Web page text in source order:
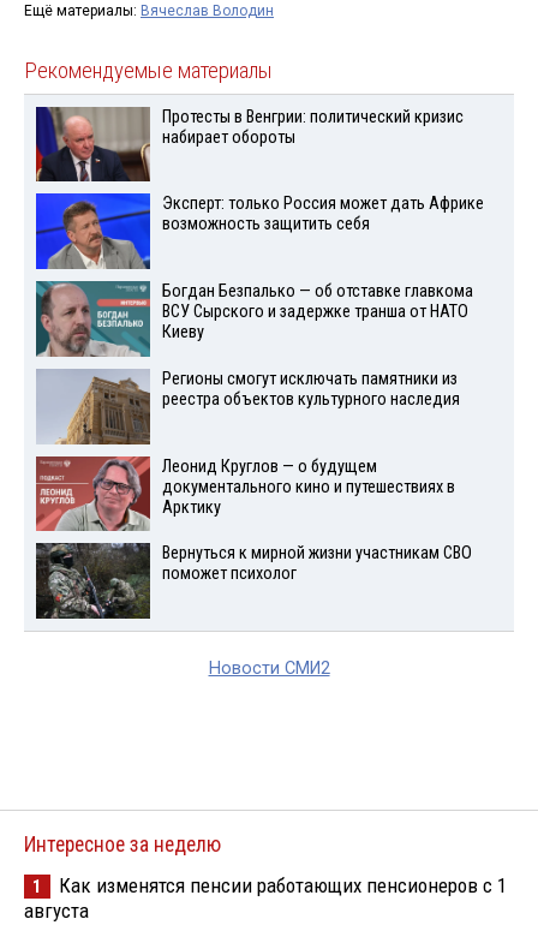
Ещё материалы: Вячеслав Володин
Рекомендуемые материалы
Протесты в Венгрии: политический кризис
набирает обороты
Эксперт: только Россия может дать Африке
возможность защитить себя
Богдан Безпалько — об отставке главкома
ВСУ Сырского и задержке транша от НАТО
Киеву
Регионы смогут исключать памятники из
реестра объектов культурного наследия
Леонид Круглов — о будущем
документального кино и путешествиях в
Арктику
Вернуться к мирной жизни участникам СВО
поможет психолог
Новости СМИ2
Интересное за неделю
1
Как изменятся пенсии работающих пенсионеров с 1
августа